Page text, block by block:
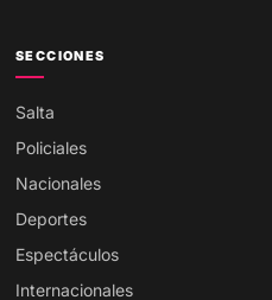
SECCIONES
Salta
Policiales
Nacionales
Deportes
Espectáculos
Internacionales